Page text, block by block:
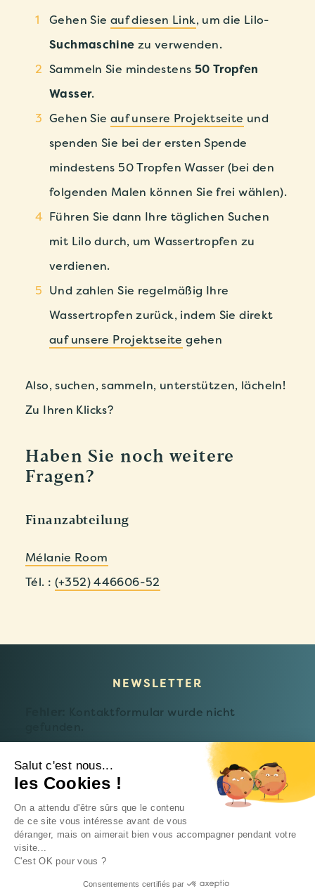
Gehen Sie auf diesen Link, um die Lilo-
Suchmaschine zu verwenden.
Sammeln Sie mindestens 50 Tropfen
Wasser.
Gehen Sie auf unsere Projektseite und
spenden Sie bei der ersten Spende
mindestens 50 Tropfen Wasser (bei den
folgenden Malen können Sie frei wählen).
Führen Sie dann Ihre täglichen Suchen
mit Lilo durch, um Wassertropfen zu
verdienen.
Und zahlen Sie regelmäßig Ihre
Wassertropfen zurück, indem Sie direkt
auf unsere Projektseite gehen
Also, suchen, sammeln, unterstützen, lächeln!
Zu Ihren Klicks?
Haben Sie noch weitere
Fragen?
Finanzabteilung
Mélanie Room
Tél. : (+352) 446606-52
NEWSLETTER
Kontaktformular wurde nicht
Datenschutzerklärung
EineIntrepid-Studio-Website
Salut c'est nous...
les Cookies !
On a attendu d'être sûrs que le contenu
de ce site vous intéresse avant de vous
déranger, mais on aimerait bien vous accompagner pendant votre
visite...
C'est OK pour vous ?
Consentements certifiés par